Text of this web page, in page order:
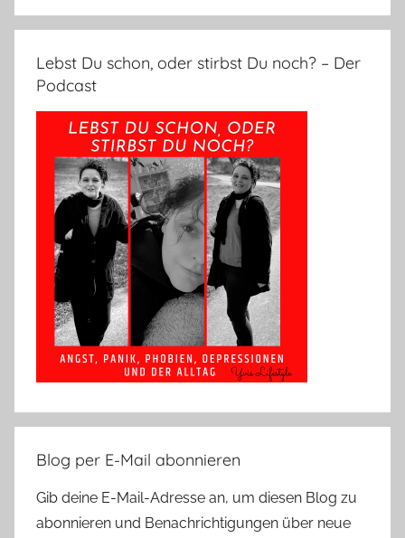
Lebst Du schon, oder stirbst Du noch? – Der
Podcast
Blog per E-Mail abonnieren
Gib deine E-Mail-Adresse an, um diesen Blog zu
abonnieren und Benachrichtigungen über neue